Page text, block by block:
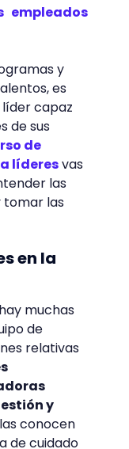
y
es
capaz
de sus
de
líderesvas
las
tomar las
en la
muchas
de
relativas
y
conocen
de cuidado